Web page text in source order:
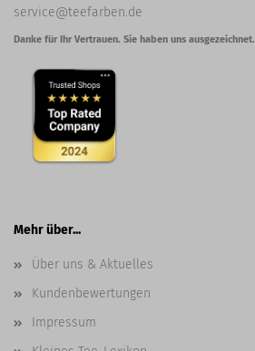
service@teefarben.de
Danke für Ihr Vertrauen. Sie haben uns ausgezeichnet.
Mehr über...
Über uns & Aktuelles
Kundenbewertungen
Impressum